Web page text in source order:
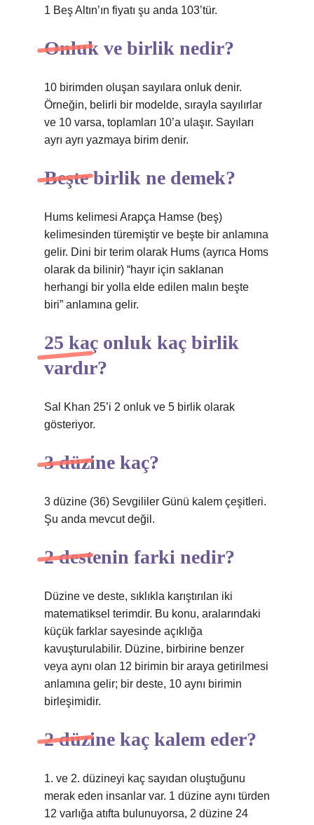
1 Beş Altın’ın fiyatı şu anda 103’tür.
Onluk ve birlik nedir?
10 birimden oluşan sayılara onluk denir.
Örneğin, belirli bir modelde, sırayla sayılırlar
ve 10 varsa, toplamları 10’a ulaşır. Sayıları
ayrı ayrı yazmaya birim denir.
Beşte birlik ne demek?
Hums kelimesi Arapça Hamse (beş)
kelimesinden türemiştir ve beşte bir anlamına
gelir. Dini bir terim olarak Hums (ayrıca Homs
olarak da bilinir) “hayır için saklanan
herhangi bir yolla elde edilen malın beşte
biri” anlamına gelir.
25 kaç onluk kaç birlik
vardır?
Sal Khan 25’i 2 onluk ve 5 birlik olarak
gösteriyor.
3 düzine kaç?
3 düzine (36) Sevgililer Günü kalem çeşitleri.
Şu anda mevcut değil.
2 destenin farki nedir?
Düzine ve deste, sıklıkla karıştırılan iki
matematiksel terimdir. Bu konu, aralarındaki
küçük farklar sayesinde açıklığa
kavuşturulabilir. Düzine, birbirine benzer
veya aynı olan 12 birimin bir araya getirilmesi
anlamına gelir; bir deste, 10 aynı birimin
birleşimidir.
2 düzine kaç kalem eder?
1. ve 2. düzineyi kaç sayıdan oluştuğunu
merak eden insanlar var. 1 düzine aynı türden
12 varlığa atıfta bulunuyorsa, 2 düzine 24